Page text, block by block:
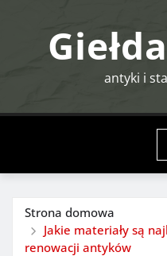
antyki i
Strona domowa
Jakie materiały są
renowacji antyków